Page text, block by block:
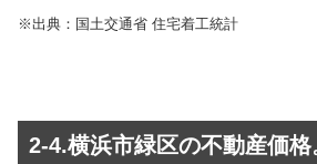
※出典：国土交通省 住宅着工統計
2-4.横浜市緑区の不動産価